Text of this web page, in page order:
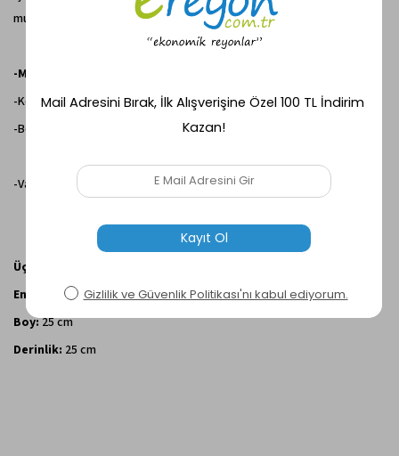
musluğu ile tarzınızı konuşturabilirsiniz.
-Masif Çam Ağacı
-Kompozit
-Boya
-Vana
Üçlü Musluk Ölçüleri:
En:
Boy:25 cm
Derinlik: 25 cm